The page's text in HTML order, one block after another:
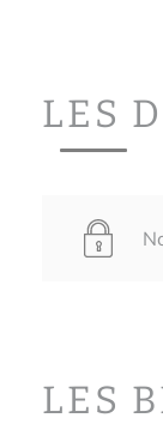
LES
LES